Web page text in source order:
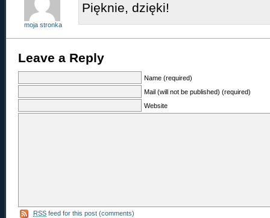
moja stronka
Pięknie, dzięki!
Leave a Reply
Name (required)
Mail (will not be published) (required)
Website
RSS feed for this post (comments)